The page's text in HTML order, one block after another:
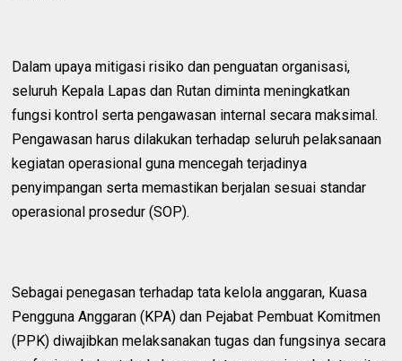
Dalam upaya mitigasi risiko dan penguatan organisasi,
seluruh Kepala Lapas dan Rutan diminta meningkatkan
fungsi kontrol serta pengawasan internal secara maksimal.
Pengawasan harus dilakukan terhadap seluruh pelaksanaan
kegiatan operasional guna mencegah terjadinya
penyimpangan serta memastikan berjalan sesuai standar
operasional prosedur (SOP).
Sebagai penegasan terhadap tata kelola anggaran, Kuasa
Pengguna Anggaran (KPA) dan Pejabat Pembuat Komitmen
(PPK) diwajibkan melaksanakan tugas dan fungsinya secara